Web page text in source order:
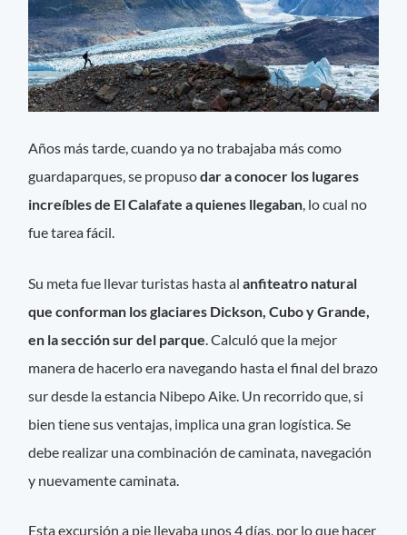
Años más tarde, cuando ya no trabajaba más como
guardaparques, se propusodar a conocer los lugares
increíbles de El Calafate a quienes llegaban, lo cual no
fue tarea fácil.
Su meta fue llevar turistas hasta alanfiteatro natural
que conforman los glaciares Dickson, Cubo y Grande,
en la sección sur del parque . Calculó que la mejor
manera de hacerlo era navegando hasta el final del brazo
sur desde la estancia Nibepo Aike. Un recorrido que, si
bien tiene sus ventajas, implica una gran logística. Se
debe realizar una combinación de caminata, navegación
y nuevamente caminata.
Esta excursión a pie llevaba unos 4 días, por lo que hacer